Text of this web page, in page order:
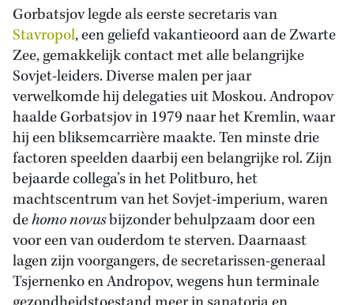
Gorbatsjov legde als eerste secretaris van
Stavropol, een geliefd vakantieoord aan de Zwarte
Zee, gemakkelijk contact met alle belangrijke
Sovjet-leiders. Diverse malen per jaar
verwelkomde hij delegaties uit Moskou. Andropov
haalde Gorbatsjov in 1979 naar het Kremlin, waar
hij een bliksemcarrière maakte. Ten minste drie
factoren speelden daarbij een belangrijke rol. Zijn
bejaarde collega’s in het Politburo, het
machtscentrum van het Sovjet-imperium, waren
dehomo novusbijzonder behulpzaam door een
voor een van ouderdom te sterven. Daarnaast
lagen zijn voorgangers, de secretarissen-generaal
Tsjernenko en Andropov, wegens hun terminale